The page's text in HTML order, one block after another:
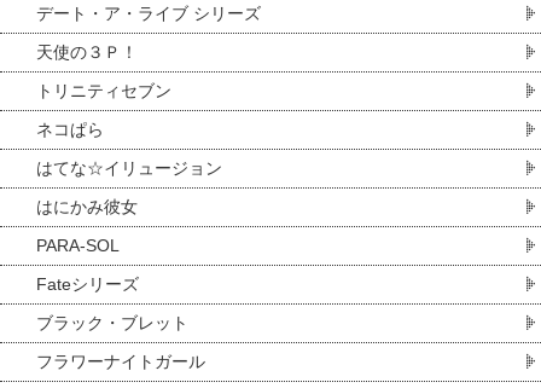
デート・ア・ライブ シリーズ
天使の３Ｐ！
トリニティセブン
ネコぱら
はてな☆イリュージョン
はにかみ彼女
PARA-SOL
Fateシリーズ
ブラック・ブレット
フラワーナイトガール